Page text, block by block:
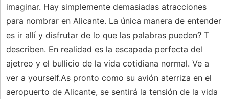
imaginar. Hay simplemente demasiadas atracciones
para nombrar en Alicante. La única manera de entender
es ir allí y disfrutar de lo que las palabras pueden? T
describen. En realidad es la escapada perfecta del
ajetreo y el bullicio de la vida cotidiana normal. Ve a
ver a yourself.As pronto como su avión aterriza en el
aeropuerto de Alicante, se sentirá la tensión de la vida